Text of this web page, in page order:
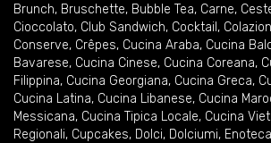
Brunch, Bruschette, Bubble Tea, Carne,
Cioccolato, Club Sandwich, Cocktail ,
Conserve, Crêpes, Cucina Araba, Cucina
Bavarese, Cucina Cinese, Cucina Coreana,
Filippina, Cucina Georgiana, Cucina Greca,
Cucina Latina, Cucina Libanese, Cucina
Messicana, Cucina Tipica Locale, Cucina
Regionali, Cupcakes, Dolci, Dolciumi, Enoteca